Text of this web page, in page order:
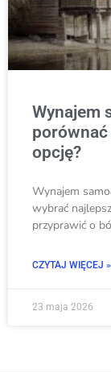
Wynajem
opcję?
Wynajem
wybrać
przyprawić o
CZYTAJ WIĘCEJ »
23 maja 2026